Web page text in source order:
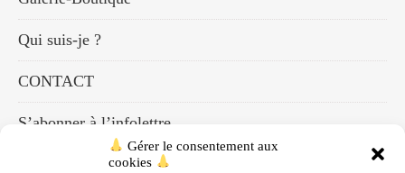
Gérer le consentement aux
cookies
Qui suis-je ?
CONTACT
S’abonner à l’infolettre